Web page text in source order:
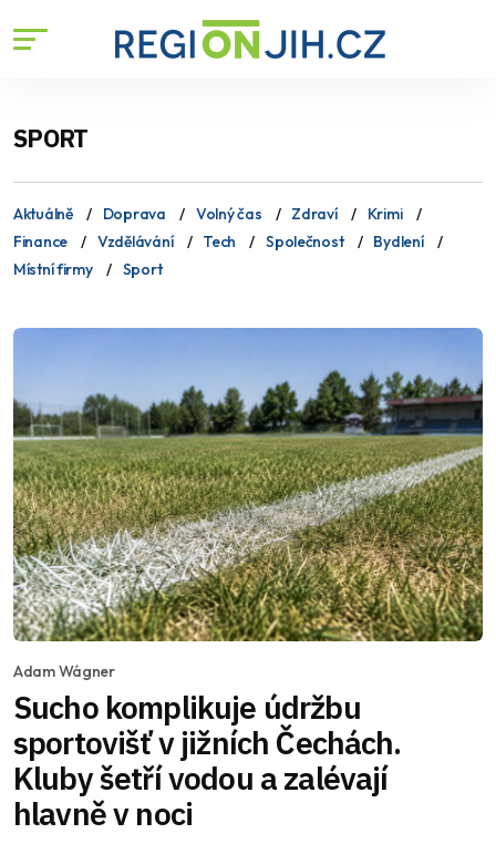
SPORT
Aktuálně Doprava Volný čas Zdraví
Krimi
Finance
Vzdělávání Tech Společnost
Bydlení
Místní firmy
Sport
Adam Wágner
Sucho komplikuje údržbu
sportovišť v jižních Čechách.
Kluby šetří vodou a zalévají
hlavně v noci